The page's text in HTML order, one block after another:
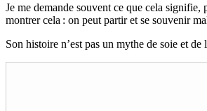
Je me demande souvent ce que cela signifie,
montrer cela : on peut partir et se souvenir
Son histoire n’est pas un mythe de soie et